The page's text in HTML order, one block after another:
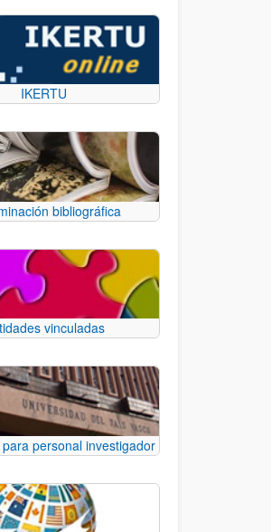
IKERTU
bibliográfica
vinculadas
personal investigador